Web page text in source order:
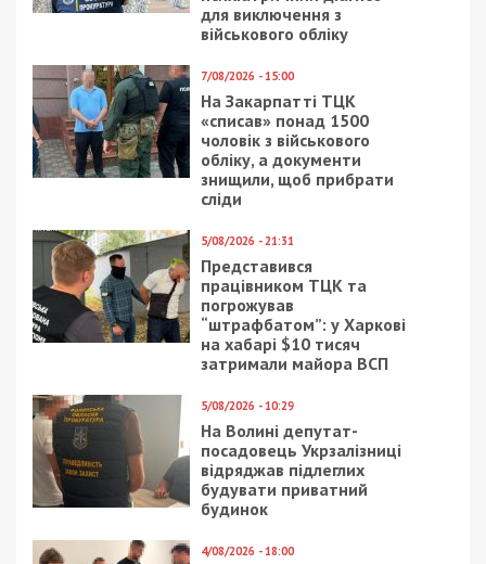
для виключення з
військового обліку
7/08/2026 - 15:00
На Закарпатті ТЦК
«списав» понад 1500
чоловік з військового
обліку, а документи
знищили, щоб прибрати
сліди
5/08/2026 - 21:31
Представився
працівником ТЦК та
погрожував
“штрафбатом”: у Харкові
на хабарі $10 тисяч
затримали майора ВСП
5/08/2026 - 10:29
На Волині депутат-
посадовець Укрзалізниці
відряджав підлеглих
будувати приватний
будинок
4/08/2026 - 18:00